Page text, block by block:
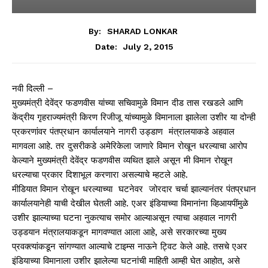
By:
SHARAD LONKAR
Date:
July 2, 2015
नवी दिल्ली –
मुख्यमंत्री देवेंद्र फडणवीस यांच्या सचिवामुळे विमान दीड तास रखडले आणि
केंद्रीय गृहराज्यमंत्री किरण रिजीजू यांच्यामुळे विमानाला झालेला उशीर या दोन्ही
प्रकरणांवर पंतप्रधान कार्यालयाने नागरी उड्डाण मंत्रालयाकडे अहवाल
मागवला आहे. तर दुसरीकडे अमेरिकेला जाणारे विमान रोखून धरल्याचा आरोप
केल्याने मुख्यमंत्री देवेंद्र फडणवीस व्यथित झाले असून मी विमान रोखून
धरल्याचा प्रकार दिशाभूल करणारा असल्याचे म्हटले आहे.
मीडियात विमान रोखून धरल्याच्या घटनेवर जोरदार चर्चा झाल्यानंतर पंतप्रधान
कार्यालयानेही याची देखील घेतली आहे. एअर इंडियाच्या विमानांना व्हिआयपींमुळे
उशीर झाल्याच्या घटना नुकत्याच समोर आल्याअसून त्याचा अहवाल नागरी
उड्डयान मंत्रालयाकडून मागवण्यात आला आहे, असे सरकारच्या मुख्य
प्रवक्त्यांकडून सांगण्यात आल्याचे टाइम्स नाऊने ट्विट केले आहे. तसचे एअर
इंडियाच्या विमानाला उशीर झालेल्या घटनांची माहिती आम्ही घेत आहोत, असे